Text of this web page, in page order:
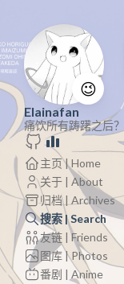
😉
Elainafan
痛饮所有踌躇之后？
主页 | Home
关于 | About
归档 | Archives
搜索 | Search
友链 | Friends
图库 | Photos
番剧 | Anime